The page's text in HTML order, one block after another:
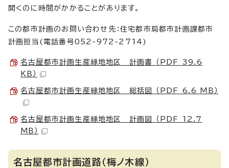
開くのに時間がかかることがあります。
この都市計画のお問い合わせ先：住宅都市局都市計画課都市
計画担当(電話番号052-972-2714)
名古屋都市計画生産緑地地区 計画書 （PDF 39.6
KB）
名古屋都市計画生産緑地地区 総括図 （PDF 6.6 MB）
名古屋都市計画生産緑地地区 計画図 （PDF 12.7
MB）
名古屋都市計画道路（梅ノ木線）